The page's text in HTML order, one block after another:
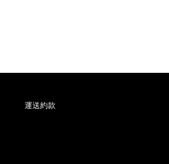
運送約款